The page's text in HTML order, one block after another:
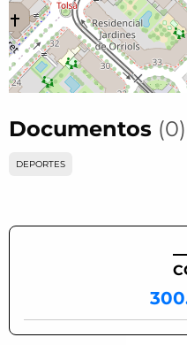
Documentos (0)
DEPORTES